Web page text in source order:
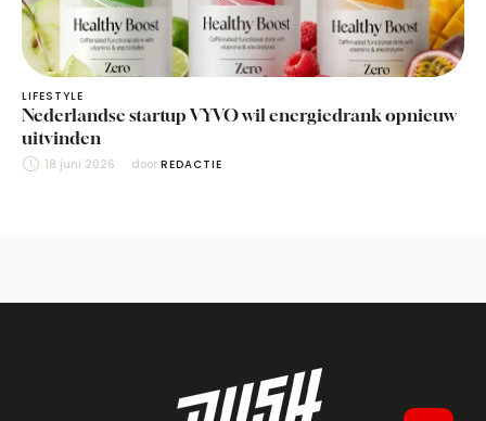
LIFESTYLE
Nederlandse startup VYVO wil energiedrank opnieuw
uitvinden
18 juni 2026 door REDACTIE